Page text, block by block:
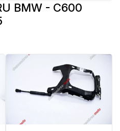
BMW - C600